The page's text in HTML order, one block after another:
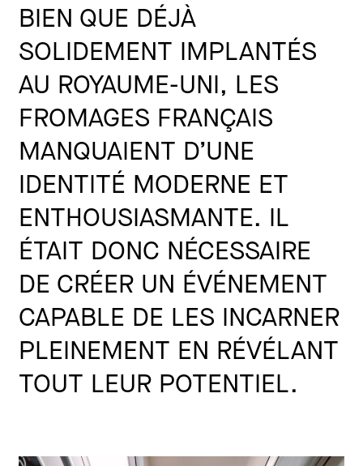
BIEN QUE DÉJÀ
SOLIDEMENT IMPLANTÉS
AU ROYAUME-UNI, LES
FROMAGES FRANÇAIS
MANQUAIENT D’UNE
IDENTITÉ MODERNE ET
ENTHOUSIASMANTE. IL
ÉTAIT DONC NÉCESSAIRE
DE CRÉER UN ÉVÉNEMENT
CAPABLE DE LES INCARNER
PLEINEMENT EN RÉVÉLANT
TOUT LEUR POTENTIEL.